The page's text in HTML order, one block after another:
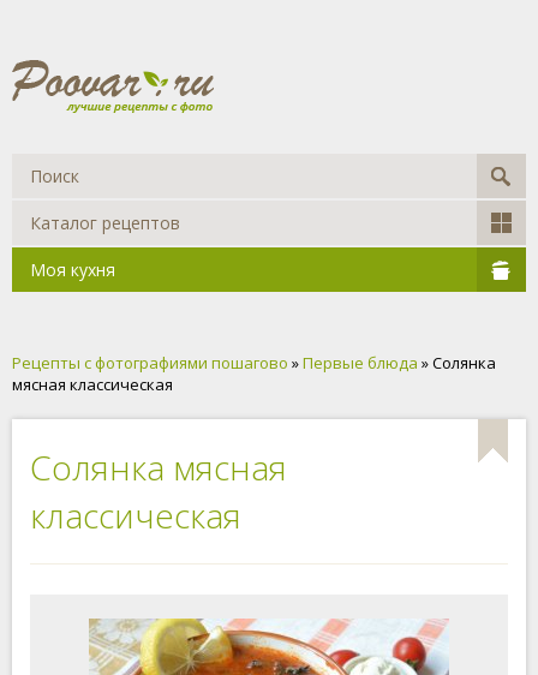
Каталог рецептов
Моя кухня
Рецепты с фотографиями пошагово »Первые блюда » Солянка
мясная классическая
Солянка мясная
классическая